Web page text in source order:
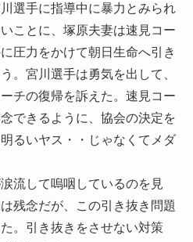
選手に指導中に暴力とみられ
ことに、塚原夫妻は速見コー
圧力をかけて朝日生命へ引き
。宮川選手は勇気を出して、
チの復帰を訴えた。速見コー
できるように、協会の決定を
るいヤス・・じゃなくてメダ
流して嗚咽しているのを見
残念だが、この引き抜き問題
。引き抜きをさせない対策